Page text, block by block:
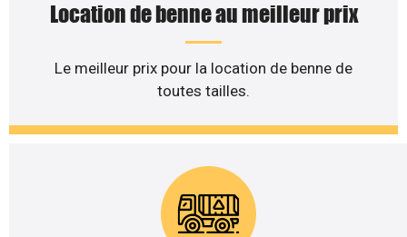
Location de benne au meilleur prix
Le meilleur prix pour la location de benne de
toutes tailles.